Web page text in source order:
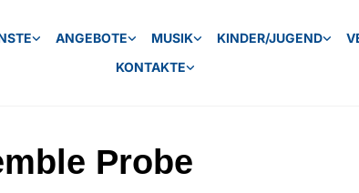
ANGEBOTE MUSIK KINDER/JUGEND
KONTAKTE
Probe